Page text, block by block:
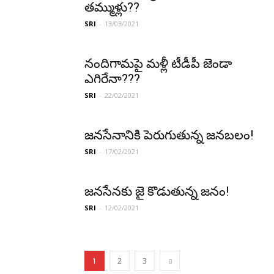
త‌మ్ముళ్లు??
SRI - 13/03/2021
నందిగామ‌పై మ‌ళ్లీ టీడీపీ జెండా
ఎగిరేనా???
SRI - 22/02/2021
జ‌న‌సేనానికి పెరుగుతున్న జ‌న‌బ‌లం!
SRI - 17/02/2021
జ‌న‌సేన‌కు జై కొడుతున్న జ‌నం!
SRI - 12/02/2021
1 2 3